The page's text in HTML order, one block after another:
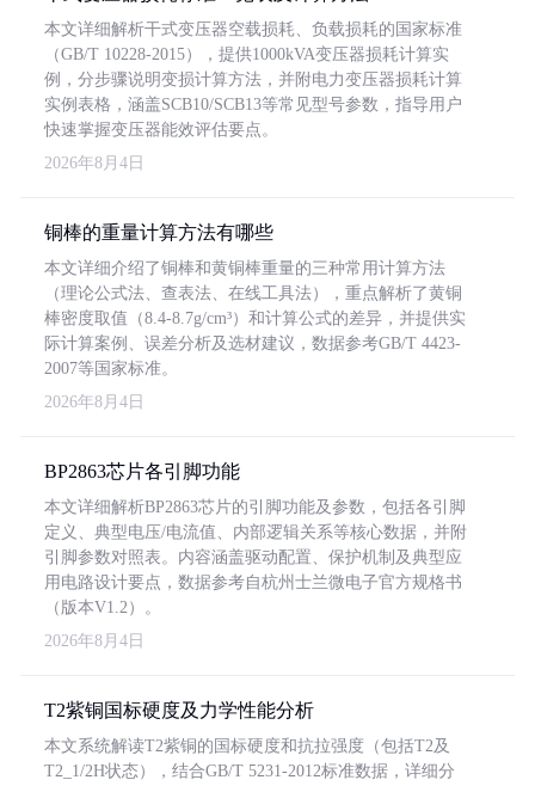
本文详细解析干式变压器空载损耗、负载损耗的国家标准
（GB/T 10228-2015），提供1000kVA变压器损耗计算实
例，分步骤说明变损计算方法，并附电力变压器损耗计算
实例表格，涵盖SCB10/SCB13等常见型号参数，指导用户
快速掌握变压器能效评估要点。
2026年8月4日
铜棒的重量计算方法有哪些
本文详细介绍了铜棒和黄铜棒重量的三种常用计算方法
（理论公式法、查表法、在线工具法），重点解析了黄铜
棒密度取值（8.4-8.7g/cm³）和计算公式的差异，并提供实
际计算案例、误差分析及选材建议，数据参考GB/T 4423-
2007等国家标准。
2026年8月4日
BP2863芯片各引脚功能
本文详细解析BP2863芯片的引脚功能及参数，包括各引脚
定义、典型电压/电流值、内部逻辑关系等核心数据，并附
引脚参数对照表。内容涵盖驱动配置、保护机制及典型应
用电路设计要点，数据参考自杭州士兰微电子官方规格书
（版本V1.2）。
2026年8月4日
T2紫铜国标硬度及力学性能分析
本文系统解读T2紫铜的国标硬度和抗拉强度（包括T2及
T2_1/2H状态），结合GB/T 5231-2012标准数据，详细分